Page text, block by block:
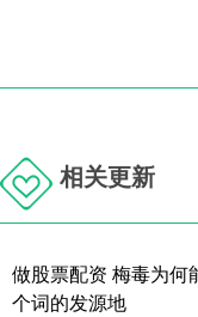
相关更新
做股票配资 梅毒为何
个词的发源地